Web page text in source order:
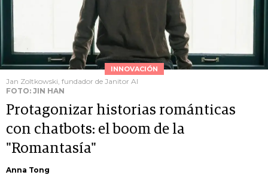
INNOVACIÓN
Jan Zoltkowski, fundador de Janitor AI
FOTO: JIN HAN
Protagonizar historias románticas
con chatbots: el boom de la
"Romantasía"
Anna Tong